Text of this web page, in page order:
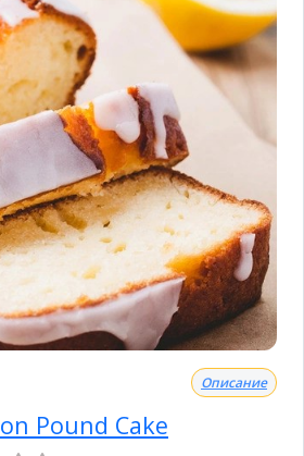
Описание
Pound Cake